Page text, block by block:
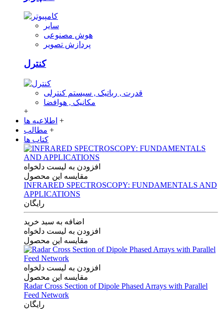
سایر
هوش مصنوعی
پردازش تصویر
کنترل
قدرت , رباتیک , سیستم کنترلی
مکانیک , هوافضا
+
اطلاعیه ها +
مطالب +
کتاب ها
افزودن به لیست دلخواه
مقایسه این محصول
INFRARED SPECTROSCOPY: FUNDAMENTALS AND
APPLICATIONS
رایگان
اضافه به سبد خرید
افزودن به لیست دلخواه
مقایسه این محصول
افزودن به لیست دلخواه
مقایسه این محصول
Radar Cross Section of Dipole Phased Arrays with Parallel
Feed Network
رایگان